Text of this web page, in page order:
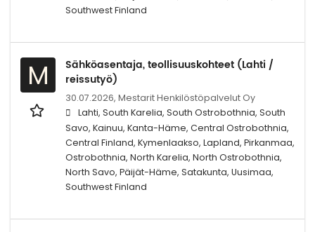
Southwest Finland
M
Sähköasentaja, teollisuuskohteet (Lahti /
reissutyö)
30.07.2026, Mestarit Henkilöstöpalvelut Oy
Lahti, South Karelia, South Ostrobothnia, South
Savo, Kainuu, Kanta-Häme, Central Ostrobothnia,
Central Finland, Kymenlaakso, Lapland, Pirkanmaa,
Ostrobothnia, North Karelia, North Ostrobothnia,
North Savo, Päijät-Häme, Satakunta, Uusimaa,
Southwest Finland